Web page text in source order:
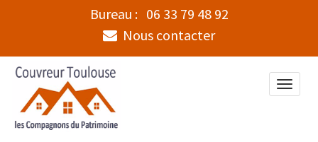
Bureau : 06 33 79 48 92
Nous contacter
Toggle